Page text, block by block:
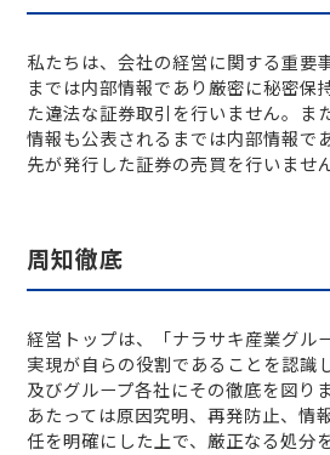
私たちは、会社の経営に関する重要
までは内部情報であり厳密に秘密保
た違法な証券取引を行いません。ま
情報も公表されるまでは内部情報で
先が発行した証券の売買を行いません
周知徹底
経営トップは、「ナラサキ産業グル
実現が自らの役割であることを認識
及びグループ各社にその徹底を図り
あたっては原因究明、再発防止、情
任を明確にした上で、厳正なる処分